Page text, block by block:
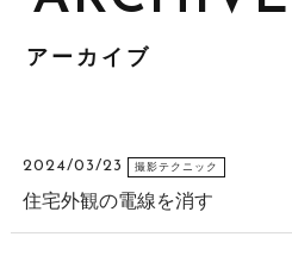
アーカイブ
2024/03/23 撮影テクニック
住宅外観の電線を消す